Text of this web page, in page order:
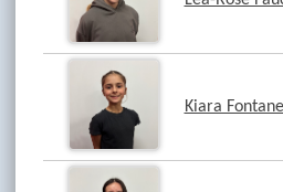
Kiara Fontanel